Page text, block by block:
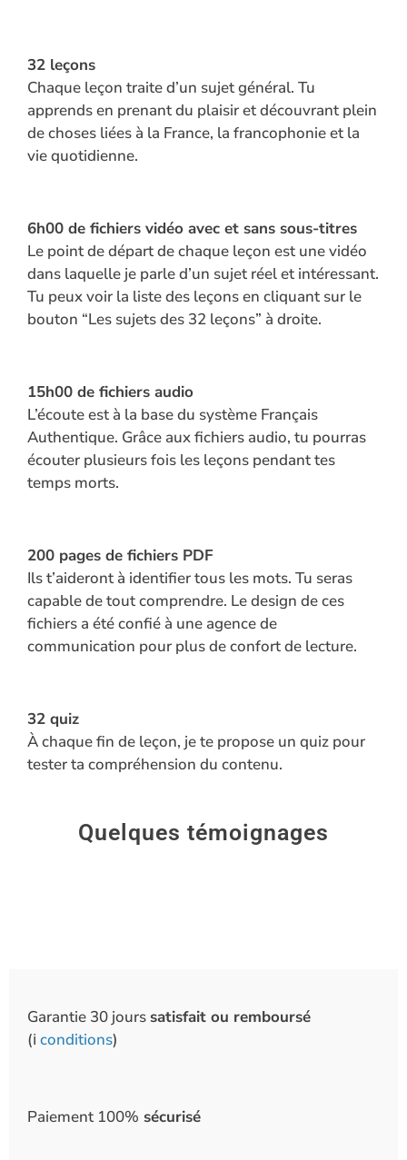
32 leçons
Chaque leçon traite d’un sujet général. Tu
apprends en prenant du plaisir et découvrant plein
de choses liées à la France, la francophonie et la
vie quotidienne.
6h00 de fichiers vidéo avec et sans sous-titres
Le point de départ de chaque leçon est une vidéo
dans laquelle je parle d’un sujet réel et intéressant.
Tu peux voir la liste des leçons en cliquant sur le
bouton “Les sujets des 32 leçons” à droite.
15h00 de fichiers audio
L’écoute est à la base du système Français
Authentique. Grâce aux fichiers audio, tu pourras
écouter plusieurs fois les leçons pendant tes
temps morts.
200 pages de fichiers PDF
Ils t’aideront à identifier tous les mots. Tu seras
capable de tout comprendre. Le design de ces
fichiers a été confié à une agence de
communication pour plus de confort de lecture.
32 quiz
À chaque fin de leçon, je te propose un quiz pour
tester ta compréhension du contenu.
Quelques témoignages
de
passe
perdu ?
Se connecter
perdu ?
Identifiant ou e-mail
Back
to
Login
Back
Login
Garantie 30 jours satisfait ou remboursé
(ℹ️ conditions)
Paiement 100% sécurisé